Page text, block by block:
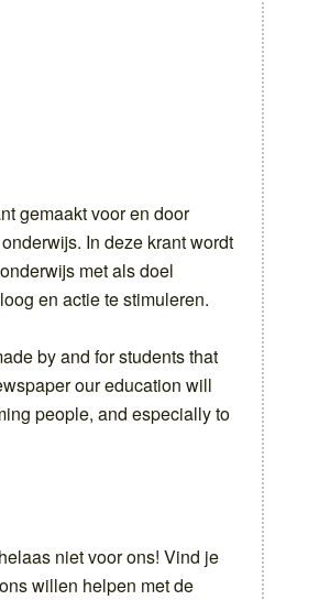
gemaakt voor en door
In deze krant wordt
met als doel
en actie te stimuleren.
by and for students that
our education will
people, and especially to
niet voor ons! Vind je
willen helpen met de